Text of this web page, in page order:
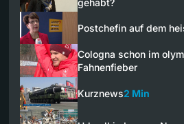
Postchefin auf dem
Cologna schon im
Fahnenfieber
Kurznews2 Min